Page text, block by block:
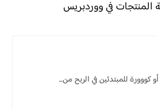
كووورة للمبتدئين في الربح من...